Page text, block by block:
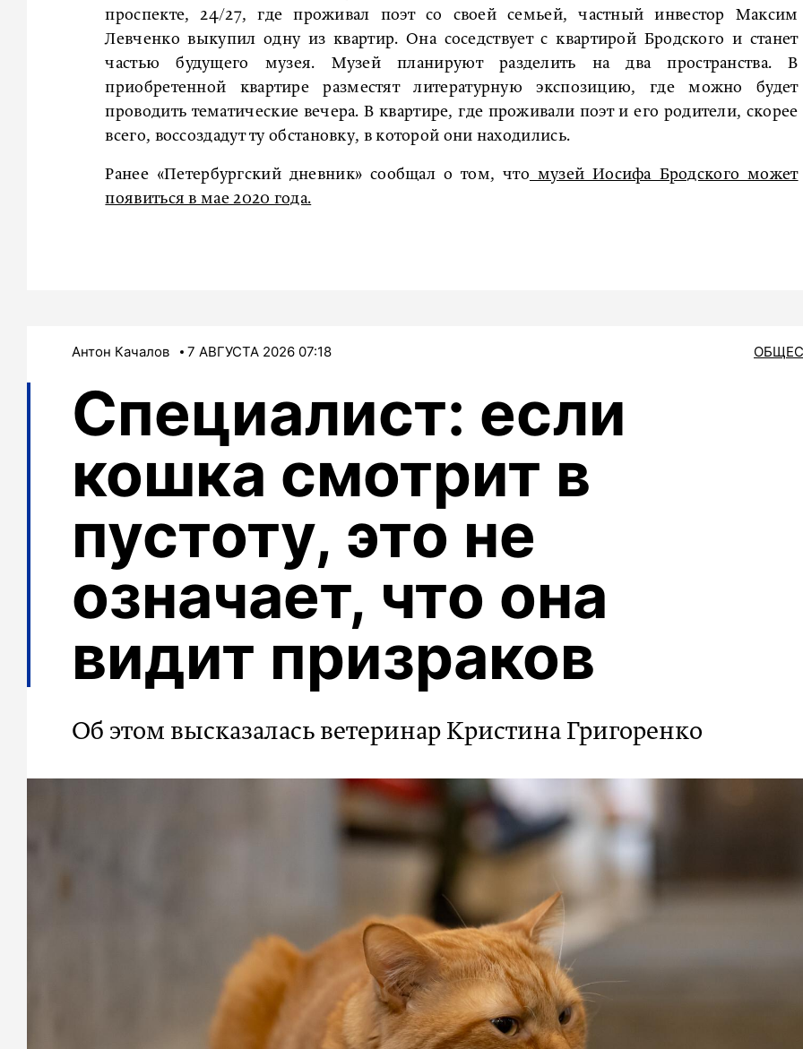
проспекте, 24/27, где проживал поэт со своей семьей, частный инвестор Максим
Левченко выкупил одну из квартир. Она соседствует с квартирой Бродского и станет
частью будущего музея. Музей планируют разделить на два пространства. В
приобретенной квартире разместят литературную экспозицию, где можно будет
проводить тематические вечера. В квартире, где проживали поэт и его родители, скорее
всего, воссоздадут ту обстановку, в которой они находились.
Ранее «Петербургский дневник» сообщал о том, что музей Иосифа Бродского может
появиться в мае 2020 года.
Антон Качалов 7 АВГУСТА 2026 07:18
Специалист: если
кошка смотрит в
пустоту, это не
означает, что она
видит призраков
Об этом высказалась ветеринар Кристина Григоренко